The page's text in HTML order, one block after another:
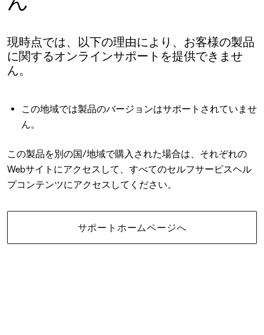
現時点では、以下の理由により、お客様の製品
に関するオンラインサポートを提供できませ
ん。
この地域では製品のバージョンはサポートされていませ
ん。
この製品を別の国/地域で購入された場合は、それぞれの
Webサイトにアクセスして、すべてのセルフサービスヘル
プコンテンツにアクセスしてください。
サポートホームページへ